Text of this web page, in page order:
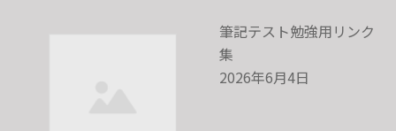
筆記テスト勉強用リンク
集
2026年6月4日